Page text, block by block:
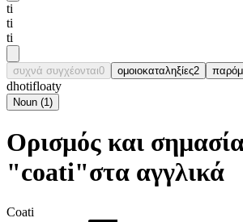
ti
ti
ti
συχνά συγχέονται0 ομοιοκαταληξίες2
dhotifloaty
Noun (1)
Ορισμός και
"coati"στα αγγλικά
Coati